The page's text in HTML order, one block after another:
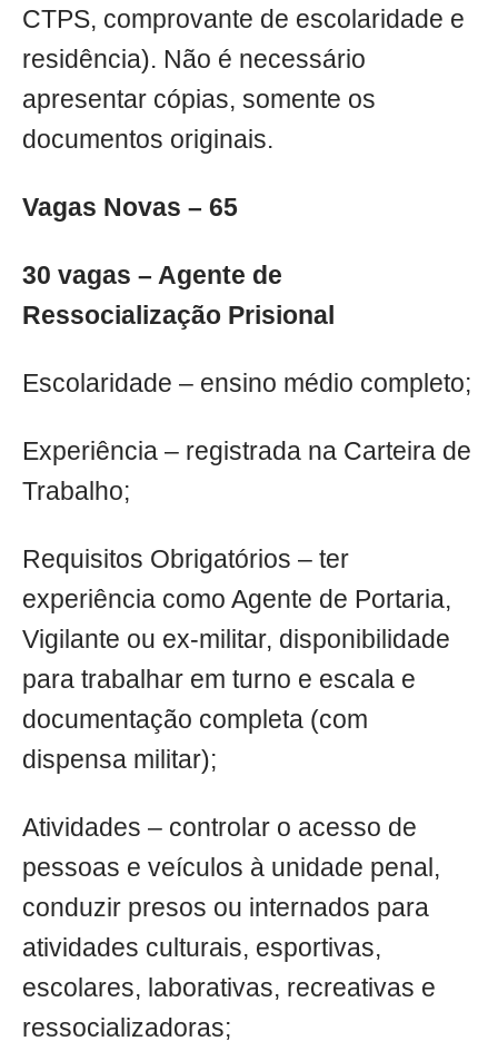
CTPS, comprovante de escolaridade e
residência). Não é necessário
apresentar cópias, somente os
documentos originais.
Vagas Novas – 65
30 vagas – Agente de
Ressocialização Prisional
Escolaridade – ensino médio completo;
Experiência – registrada na Carteira de
Trabalho;
Requisitos Obrigatórios – ter
experiência como Agente de Portaria,
Vigilante ou ex-militar, disponibilidade
para trabalhar em turno e escala e
documentação completa (com
dispensa militar);
Atividades – controlar o acesso de
pessoas e veículos à unidade penal,
conduzir presos ou internados para
atividades culturais, esportivas,
escolares, laborativas, recreativas e
ressocializadoras;